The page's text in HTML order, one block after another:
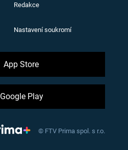
Redakce
Nastavení soukromí
App Store
Google Play
© FTV Prima spol. s r.o.